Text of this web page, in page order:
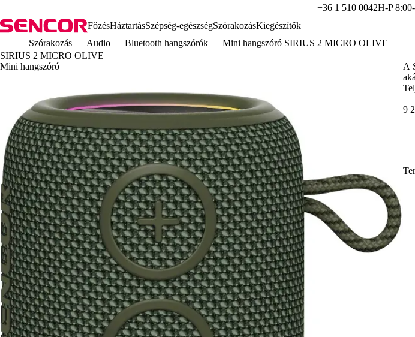
+36 1 510 0042H-P
FőzésHáztartásSzépség-egészségSzórakozásKiegészítők
Szórakozás
Audio Bluetooth hangszórók
Mini hangszóró SIRIUS 2 MICRO OLIVE
SIRIUS 2 MICRO OLIVE
Mini hangszóró
A
9